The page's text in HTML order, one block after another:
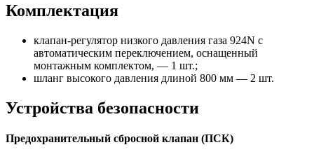
Комплектация
клапан-регулятор низкого давления газа 924N с
автоматическим переключением, оснащенный
монтажным комплектом, — 1 шт.;
шланг высокого давления длиной 800 мм — 2 шт.
Устройства безопасности
Предохранительный сбросной клапан (ПСК)